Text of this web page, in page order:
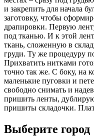
и закрепить для начала
заготовку, чтобы
драпировки. Первую
под тканью. И к этой
ткань, сложенную в
груди. Ту же процедуру
Прихватить нитками
точно так же. С боку, на
маленькие пуговки и
свободно снимать и
пришить ленты,
пришиты складочки.
Выберите город